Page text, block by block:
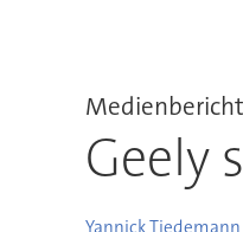
Geely
YannickTiedemann